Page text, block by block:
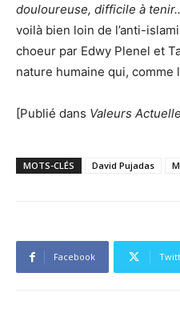
douloureuse, difficile à
voilà bien loin de l’anti-
choeur par Edwy Plenel et
nature humaine qui,
[Publié dans Valeurs
MOTS-CLÉS David Pujadas
Facebook